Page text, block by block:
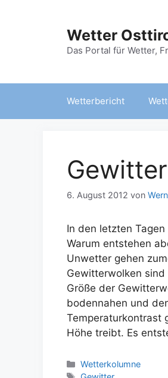
Wetter
Das Portal für Wetter,
Wetterbericht
6. August 2012 von
In den letzten
Warum entstehen
Unwetter gehen
Gewitterwolken
Größe der
bodennahen und
Temperaturkontrast
Höhe treibt. Es
Kategorien
Wetterkolumne